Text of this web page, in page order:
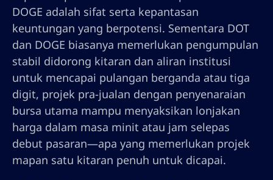
DOGE adalah sifat serta kepantasan
keuntungan yang berpotensi. Sementara DOT
dan DOGE biasanya memerlukan pengumpulan
stabil didorong kitaran dan aliran institusi
untuk mencapai pulangan berganda atau tiga
digit, projek pra-jualan dengan penyenaraian
bursa utama mampu menyaksikan lonjakan
harga dalam masa minit atau jam selepas
debut pasaran—apa yang memerlukan projek
mapan satu kitaran penuh untuk dicapai.